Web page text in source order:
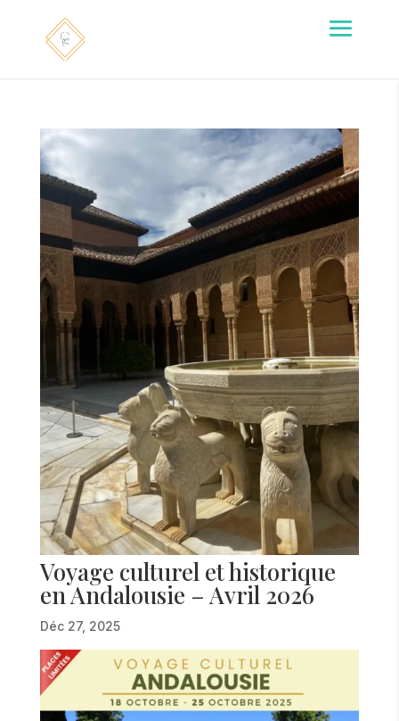
Voyage culturel et historique
en Andalousie – Avril 2026
Déc 27, 2025